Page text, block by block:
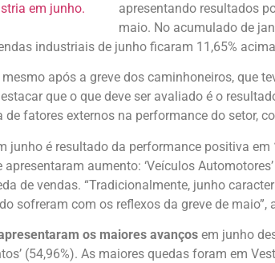
apresentando resultados
maio. No acumulado de
industriais de junho ficaram 11,65%
após a greve dos caminhoneiros, que
que o que deve ser avaliado é o
de fatores externos na performance do setor,
junho é resultado da performance positiva em
aumento: ‘Veículos
de vendas. “Tradicionalmente, junho
sofreram com os reflexos da greve de maio”,
os maiores avanços em junho
(54,96%). As maiores quedas foram em